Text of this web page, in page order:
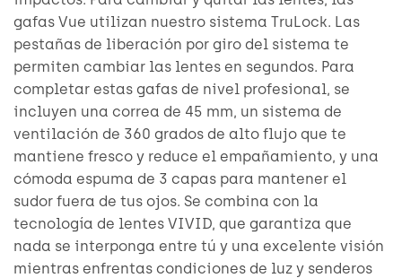
gafas Vue utilizan nuestro sistema TruLock. Las
pestañas de liberación por giro del sistema te
permiten cambiar las lentes en segundos. Para
completar estas gafas de nivel profesional, se
incluyen una correa de 45 mm, un sistema de
ventilación de 360 ​​grados de alto flujo que te
mantiene fresco y reduce el empañamiento, y una
cómoda espuma de 3 capas para mantener el
sudor fuera de tus ojos. Se combina con la
tecnología de lentes VIVID, que garantiza que
nada se interponga entre tú y una excelente visión
mientras enfrentas condiciones de luz y senderos